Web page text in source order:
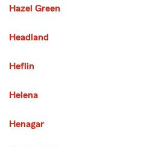
Hazel Green
Headland
Heflin
Helena
Henagar